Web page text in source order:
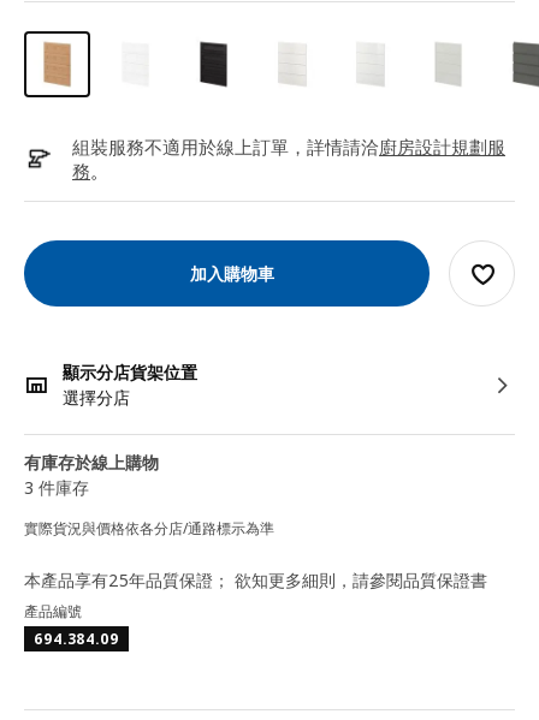
組裝服務不適用於線上訂單，詳情請洽廚房設計規劃服
務。
加入購物車
顯示分店貨架位置
選擇分店
有庫存於線上購物
3 件庫存
實際貨況與價格依各分店/通路標示為準
本產品享有25年品質保證； 欲知更多細則，請參閱品質保證書
產品編號
694.384.09